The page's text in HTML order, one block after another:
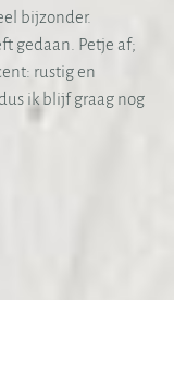
bijzonder.
gedaan. Petje af;
rustig en
ik blijf graag nog